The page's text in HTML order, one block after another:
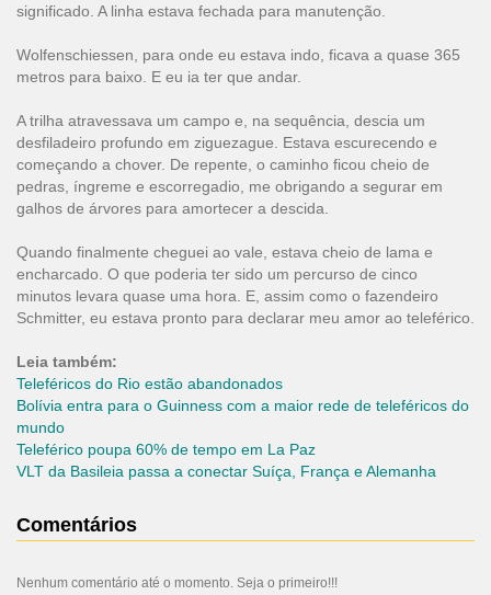
significado. A linha estava fechada para manutenção.
Wolfenschiessen, para onde eu estava indo, ficava a quase 365
metros para baixo. E eu ia ter que andar.
A trilha atravessava um campo e, na sequência, descia um
desfiladeiro profundo em ziguezague. Estava escurecendo e
começando a chover. De repente, o caminho ficou cheio de
pedras, íngreme e escorregadio, me obrigando a segurar em
galhos de árvores para amortecer a descida.
Quando finalmente cheguei ao vale, estava cheio de lama e
encharcado. O que poderia ter sido um percurso de cinco
minutos levara quase uma hora. E, assim como o fazendeiro
Schmitter, eu estava pronto para declarar meu amor ao teleférico.
Leia também:
Teleféricos do Rio estão abandonados
Bolívia entra para o Guinness com a maior rede de teleféricos do
mundo
Teleférico poupa 60% de tempo em La Paz
VLT da Basileia passa a conectar Suíça, França e Alemanha
Comentários
Nenhum comentário até o momento. Seja o primeiro!!!